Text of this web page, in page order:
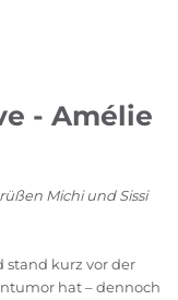
- Amélie
Michi und Sissi
stand kurz vor der
hat – dennoch